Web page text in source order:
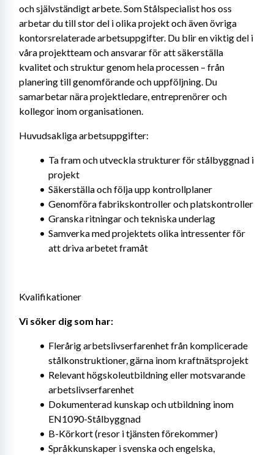
och självständigt arbete. Som Stålspecialist hos oss
arbetar du till stor del i olika projekt och även övriga
kontorsrelaterade arbetsuppgifter. Du blir en viktig del i
våra projektteam och ansvarar för att säkerställa
kvalitet och struktur genom hela processen – från
planering till genomförande och uppföljning. Du
samarbetar nära projektledare, entreprenörer och
kollegor inom organisationen.
Huvudsakliga arbetsuppgifter:
Ta fram och utveckla strukturer för stålbyggnad i
projekt
Säkerställa och följa upp kontrollplaner
Genomföra fabrikskontroller och platskontroller
Granska ritningar och tekniska underlag
Samverka med projektets olika intressenter för
att driva arbetet framåt
Kvalifikationer
Vi söker dig som har:
Flerårig arbetslivserfarenhet från komplicerade
stålkonstruktioner, gärna inom kraftnätsprojekt
Relevant högskoleutbildning eller motsvarande
arbetslivserfarenhet
Dokumenterad kunskap och utbildning inom
EN1090-Stålbyggnad
B-Körkort (resor i tjänsten förekommer)
Språkkunskaper i svenska och engelska,